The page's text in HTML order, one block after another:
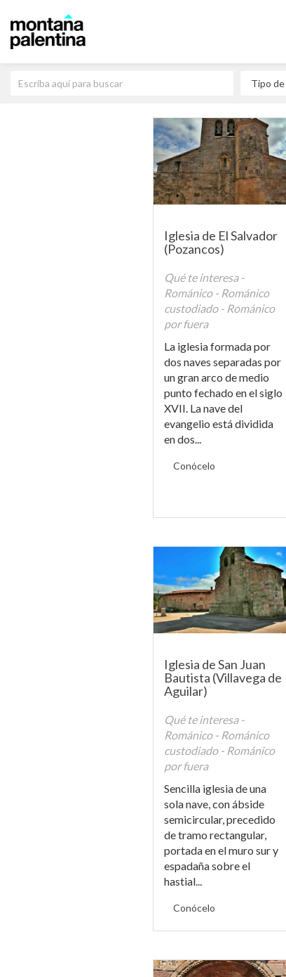
Iglesia de El Salvador
(Pozancos)
Qué te interesa -
Románico - Románico
custodiado - Románico
por fuera
La iglesia formada por
dos naves separadas por
un gran arco de medio
punto fechado en el siglo
XVII. La nave del
evangelio está dividida
en dos...
Conócelo
Iglesia de San Juan
Bautista (Villavega de
Aguilar)
Qué te interesa -
Románico - Románico
custodiado - Románico
por fuera
Sencilla iglesia de una
sola nave, con ábside
semicircular, precedido
de tramo rectangular,
portada en el muro sur y
espadaña sobre el
hastial...
Conócelo